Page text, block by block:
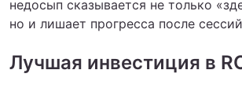
недосып сказывается не только
но и лишает прогресса после
Лучшая инвестиция в